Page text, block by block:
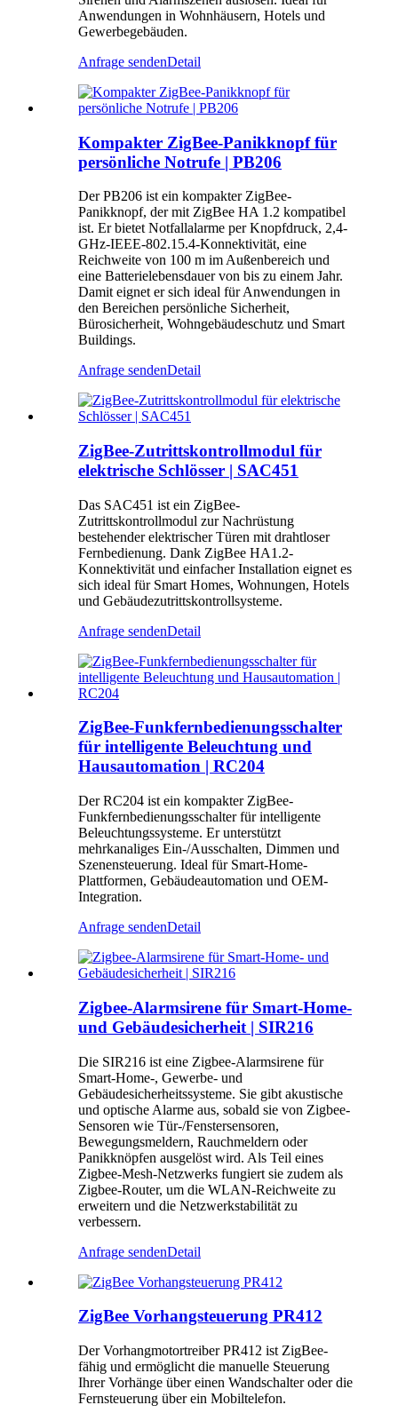
Anwendungen in Wohnhäusern, Hotels und
Gewerbegebäuden.
Anfrage sendenDetail
Kompakter ZigBee-Panikknopf für
persönliche Notrufe | PB206
Der PB206 ist ein kompakter ZigBee-
Panikknopf, der mit ZigBee HA 1.2 kompatibel
ist. Er bietet Notfallalarme per Knopfdruck, 2,4-
GHz-IEEE-802.15.4-Konnektivität, eine
Reichweite von 100 m im Außenbereich und
eine Batterielebensdauer von bis zu einem Jahr.
Damit eignet er sich ideal für Anwendungen in
den Bereichen persönliche Sicherheit,
Bürosicherheit, Wohngebäudeschutz und Smart
Buildings.
Anfrage sendenDetail
ZigBee-Zutrittskontrollmodul für
elektrische Schlösser | SAC451
Das SAC451 ist ein ZigBee-
Zutrittskontrollmodul zur Nachrüstung
bestehender elektrischer Türen mit drahtloser
Fernbedienung. Dank ZigBee HA1.2-
Konnektivität und einfacher Installation eignet es
sich ideal für Smart Homes, Wohnungen, Hotels
und Gebäudezutrittskontrollsysteme.
Anfrage sendenDetail
ZigBee-Funkfernbedienungsschalter
für intelligente Beleuchtung und
Hausautomation | RC204
Der RC204 ist ein kompakter ZigBee-
Funkfernbedienungsschalter für intelligente
Beleuchtungssysteme. Er unterstützt
mehrkanaliges Ein-/Ausschalten, Dimmen und
Szenensteuerung. Ideal für Smart-Home-
Plattformen, Gebäudeautomation und OEM-
Integration.
Anfrage sendenDetail
Zigbee-Alarmsirene für Smart-Home-
und Gebäudesicherheit | SIR216
Die SIR216 ist eine Zigbee-Alarmsirene für
Smart-Home-, Gewerbe- und
Gebäudesicherheitssysteme. Sie gibt akustische
und optische Alarme aus, sobald sie von Zigbee-
Sensoren wie Tür-/Fenstersensoren,
Bewegungsmeldern, Rauchmeldern oder
Panikknöpfen ausgelöst wird. Als Teil eines
Zigbee-Mesh-Netzwerks fungiert sie zudem als
Zigbee-Router, um die WLAN-Reichweite zu
erweitern und die Netzwerkstabilität zu
verbessern.
Anfrage sendenDetail
ZigBee Vorhangsteuerung PR412
Der Vorhangmotortreiber PR412 ist ZigBee-
fähig und ermöglicht die manuelle Steuerung
Ihrer Vorhänge über einen Wandschalter oder die
Fernsteuerung über ein Mobiltelefon.